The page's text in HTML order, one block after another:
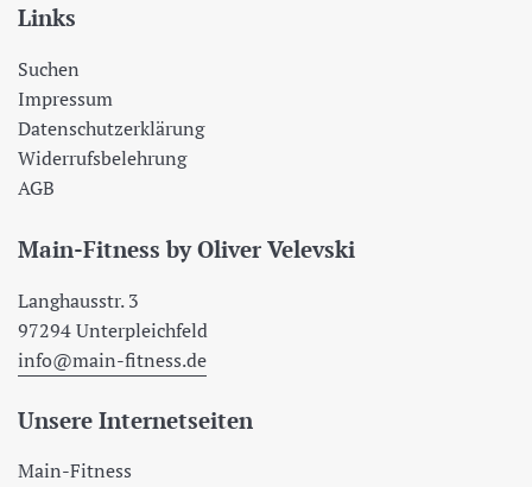
Links
Suchen
Impressum
Datenschutzerklärung
Widerrufsbelehrung
AGB
Main-Fitness by Oliver Velevski
Langhausstr. 3
97294 Unterpleichfeld
info@main-fitness.de
Unsere Internetseiten
Main-Fitness